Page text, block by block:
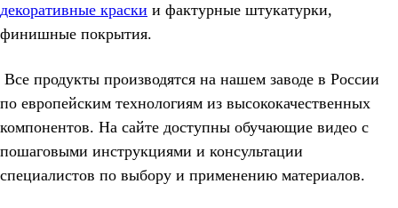
декоративные краски и фактурные штукатурки,
финишные покрытия.
Все продукты производятся на нашем заводе в России
по европейским технологиям из высококачественных
компонентов. На сайте доступны обучающие видео с
пошаговыми инструкциями и консультации
специалистов по выбору и применению материалов.